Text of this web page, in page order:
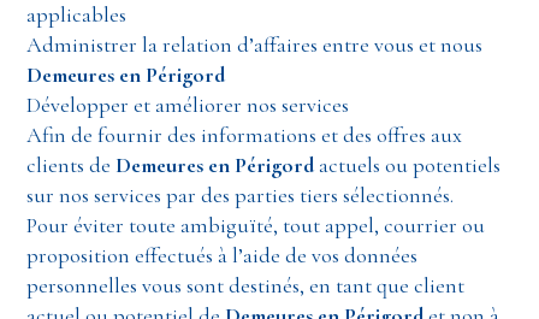
applicables
Administrer la relation d’affaires entre vous et nous
Demeures en Périgord
Développer et améliorer nos services
Afin de fournir des informations et des offres aux
clients de Demeures en Périgord actuels ou potentiels
sur nos services par des parties tiers sélectionnés.
Pour éviter toute ambiguïté, tout appel, courrier ou
proposition effectués à l’aide de vos données
personnelles vous sont destinés, en tant que client